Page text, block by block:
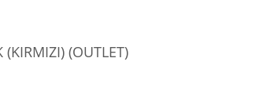
(OUTLET)